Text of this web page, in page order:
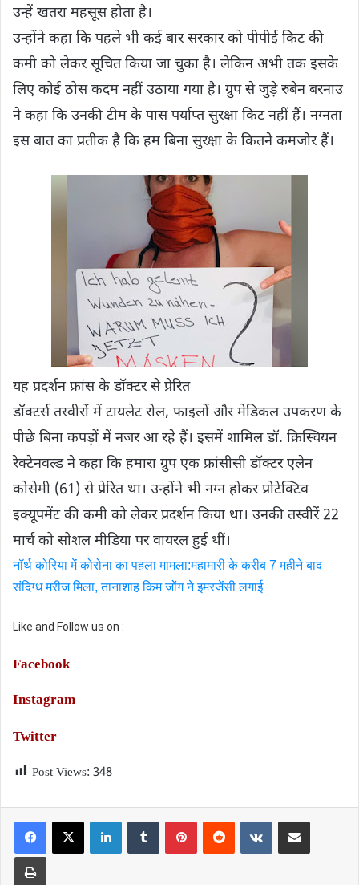
उन्हें खतरा महसूस होता है।
उन्होंने कहा कि पहले भी कई बार सरकार को पीपीई किट की
कमी को लेकर सूचित किया जा चुका है। लेकिन अभी तक इसके
लिए कोई ठोस कदम नहीं उठाया गया है। ग्रुप से जुड़े रुबेन बरनाउ
ने कहा कि उनकी टीम के पास पर्याप्त सुरक्षा किट नहीं हैं। नग्नता
इस बात का प्रतीक है कि हम बिना सुरक्षा के कितने कमजोर हैं।
यह प्रदर्शन फ्रांस के डॉक्टर से प्रेरित
डॉक्टर्स तस्वीरों में टायलेट रोल, फाइलों और मेडिकल उपकरण के
पीछे बिना कपड़ों में नजर आ रहे हैं। इसमें शामिल डॉ. क्रिस्चियन
रेक्टेनवल्ड ने कहा कि हमारा ग्रुप एक फ्रांसीसी डॉक्टर एलेन
कोसेमी (61) से प्रेरित था। उन्होंने भी नग्न होकर प्रोटेक्टिव
इक्यूपमेंट की कमी को लेकर प्रदर्शन किया था। उनकी तस्वीरें 22
मार्च को सोशल मीडिया पर वायरल हुई थीं।
नॉर्थ कोरिया में कोरोना का पहला मामला:महामारी के करीब 7 महीने बाद
संदिग्ध मरीज मिला, तानाशाह किम जोंग ने इमरजेंसी लगाई
Like and Follow us on :
Facebook
Instagram
Twitter
Post Views: 348